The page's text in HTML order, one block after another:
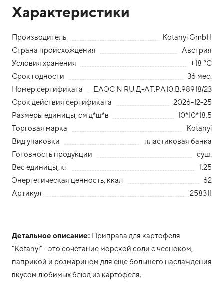
Характеристики
Производитель
Kotanyi GmbH
Страна происхождения
Австрия
Условия хранения
+18 °С
Срок годности
36 мес.
Номер сертификата
ЕАЭС N RU Д-АТ.РА10.В.98918/23
Срок действия сертификата
2026-12-25
Размеры единицы, см д*ш*в
10*10*18,5
Торговая марка
Kotanyi
Вид упаковки
пластиковая банка
Готовность продукции
суш.
Вес единицы, кг
1.25
Энергетическая ценность, ккал
62
Артикул
258311
Детальное описание: Приправа для картофеля
"Kotanyi" - это сочетание морской соли с чесноком,
паприкой и розмарином для еще большего наслаждения
вкусом любимых блюд из картофеля.